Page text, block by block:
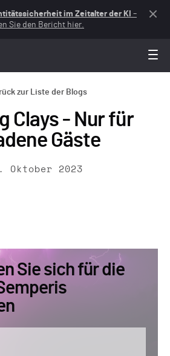
im Zeitalter der KI –
Sie den Bericht hier.
zur Liste der Blogs
Clays - Nur für
Gäste
Oktober 2023
Sie sich für die